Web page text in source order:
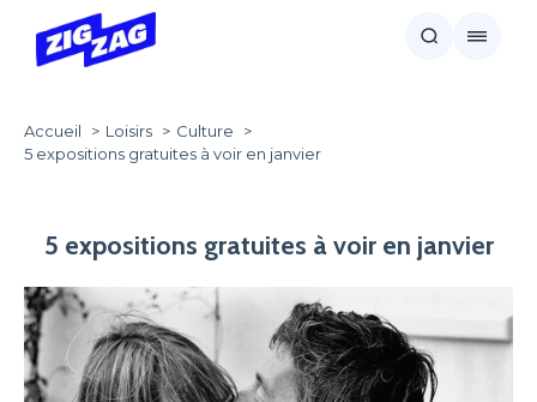
Accueil Loisirs
Culture
5 expositions gratuites à voir en janvier
5 expositions gratuites à voir en janvier